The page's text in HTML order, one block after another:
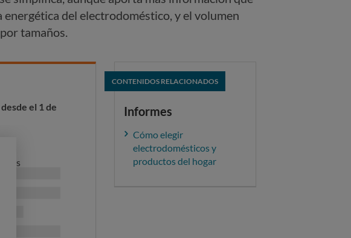
energética del electrodoméstico, y el volumen
tamaños.
el 1 de
En el caso
CONTENIDOS RELACIONADOS
Informes
Cómo elegir
electrodomésticos y
productos del hogar